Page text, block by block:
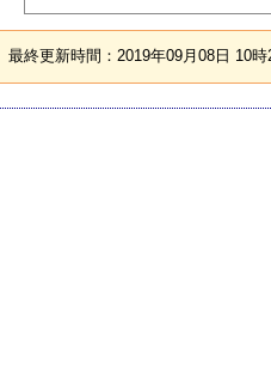
最終更新時間：2019年09月08日 10